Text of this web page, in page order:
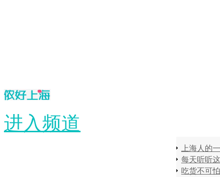
进入频道
上海人的
吃货不可